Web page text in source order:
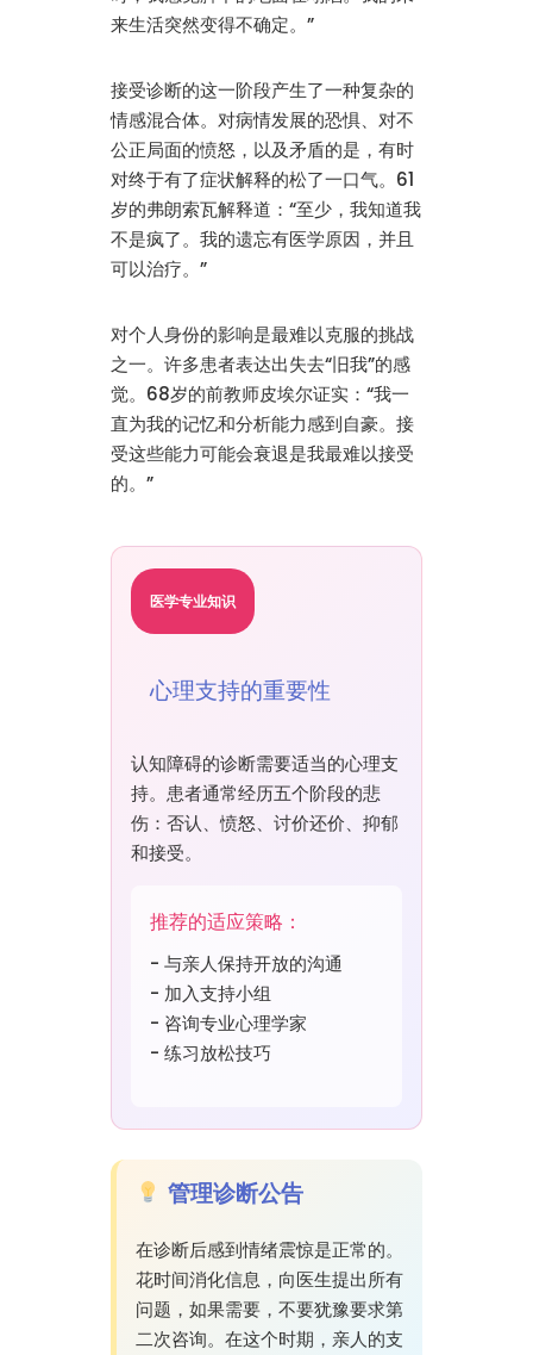
来生活突然变得不确定。”
接受诊断的这一阶段产生了一种复杂的
情感混合体。对病情发展的恐惧、对不
公正局面的愤怒，以及矛盾的是，有时
对终于有了症状解释的松了一口气。61
岁的弗朗索瓦解释道：“至少，我知道我
不是疯了。我的遗忘有医学原因，并且
可以治疗。”
对个人身份的影响是最难以克服的挑战
之一。许多患者表达出失去“旧我”的感
觉。68岁的前教师皮埃尔证实：“我一
直为我的记忆和分析能力感到自豪。接
受这些能力可能会衰退是我最难以接受
的。”
医学专业知识
心理支持的重要性
认知障碍的诊断需要适当的心理支
持。患者通常经历五个阶段的悲
伤：否认、愤怒、讨价还价、抑郁
和接受。
推荐的适应策略：
- 与亲人保持开放的沟通
- 加入支持小组
- 咨询专业心理学家
- 练习放松技巧
管理诊断公告
在诊断后感到情绪震惊是正常的。
花时间消化信息，向医生提出所有
问题，如果需要，不要犹豫要求第
二次咨询。在这个时期，亲人的支